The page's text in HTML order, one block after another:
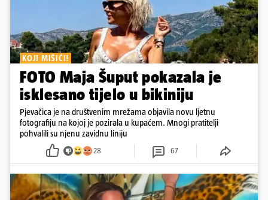
KOJI MIŠIĆI!
FOTO Maja Šuput pokazala je
isklesano tijelo u bikiniju
Pjevačica je na društvenim mrežama objavila novu ljetnu
fotografiju na kojoj je pozirala u kupaćem. Mnogi pratitelji
pohvalili su njenu zavidnu liniju
28 67